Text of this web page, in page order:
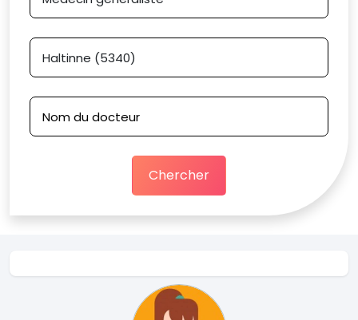
Chercher